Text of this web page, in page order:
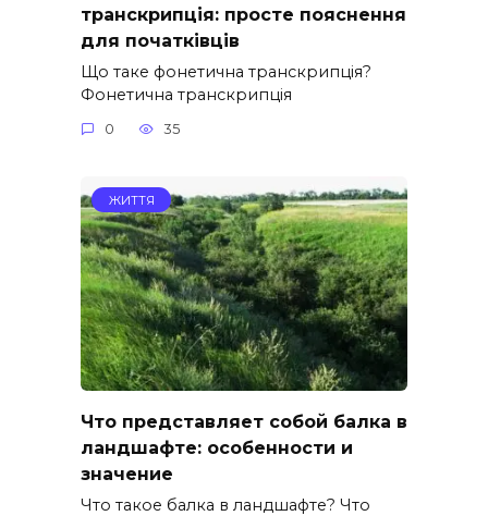
транскрипція: просте пояснення
для початківців
Що таке фонетична транскрипція?
Фонетична транскрипція
0 35
ЖИТТЯ
Что представляет собой балка в
ландшафте: особенности и
значение
Что такое балка в ландшафте? Что